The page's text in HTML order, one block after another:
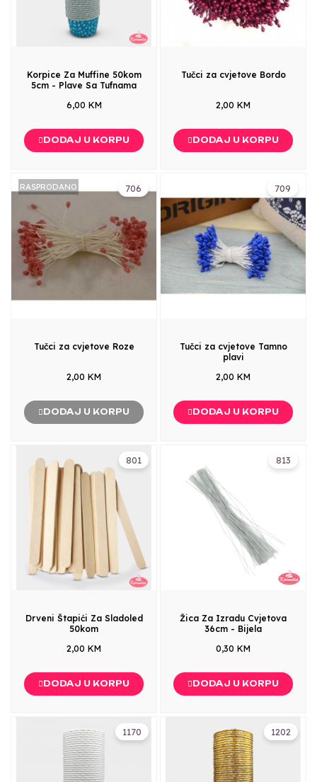
Korpice Za Muffine 50kom
5cm - Plave Sa Tufnama
6,00 KM
DODAJ U KORPU
Tučci za cvjetove Bordo
2,00 KM
DODAJ U KORPU
706
RASPRODANO
Tučci za cvjetove Roze
2,00 KM
DODAJ U KORPU
709
Tučci za cvjetove Tamno
plavi
2,00 KM
DODAJ U KORPU
801
Drveni Štapići Za Sladoled
50kom
2,00 KM
DODAJ U KORPU
813
Žica Za Izradu Cvjetova
36cm - Bijela
0,30 KM
DODAJ U KORPU
1170 1202